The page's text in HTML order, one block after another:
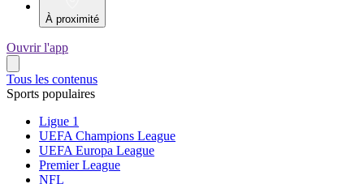
À proximité
Ouvrir l'app
Tous les contenus
Sports populaires
Ligue 1
UEFA Champions League
UEFA Europa League
Premier League
NFL